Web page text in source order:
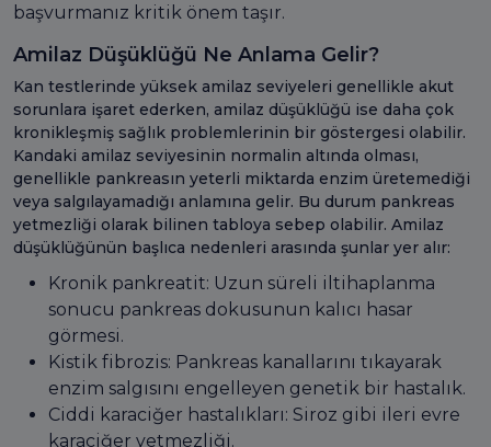
başvurmanız kritik önem taşır.
Amilaz Düşüklüğü Ne Anlama Gelir?
Kan testlerinde yüksek amilaz seviyeleri genellikle akut
sorunlara işaret ederken, amilaz düşüklüğü ise daha çok
kronikleşmiş sağlık problemlerinin bir göstergesi olabilir.
Kandaki amilaz seviyesinin normalin altında olması,
genellikle pankreasın yeterli miktarda enzim üretemediği
veya salgılayamadığı anlamına gelir. Bu durum pankreas
yetmezliği olarak bilinen tabloya sebep olabilir. Amilaz
düşüklüğünün başlıca nedenleri arasında şunlar yer alır:
Kronik pankreatit: Uzun süreli iltihaplanma
sonucu pankreas dokusunun kalıcı hasar
görmesi.
Kistik fibrozis: Pankreas kanallarını tıkayarak
enzim salgısını engelleyen genetik bir hastalık.
Ciddi karaciğer hastalıkları: Siroz gibi ileri evre
karaciğer yetmezliği.